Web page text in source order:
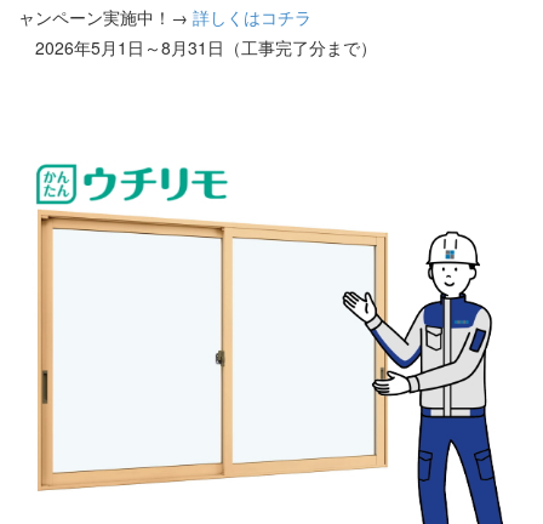
ャンペーン実施中！→ 詳しくはコチラ
2026年5月1日～8月31日（工事完了分まで）